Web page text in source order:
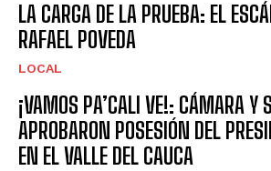
LA CARGA DE LA PRUEBA: EL
RAFAEL POVEDA
LOCAL
¡VAMOS PA’CALI VE!: CÁMARA Y
APROBARON POSESIÓN DEL
EN EL VALLE DEL CAUCA